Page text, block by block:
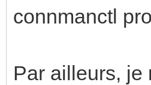
connmanctl
Par ailleurs, je